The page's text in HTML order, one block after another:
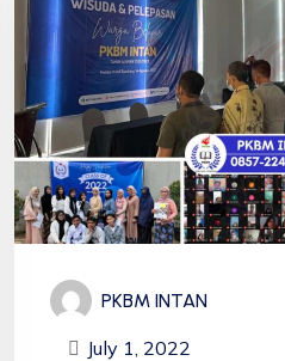
PKBM INTAN
July 1, 2022